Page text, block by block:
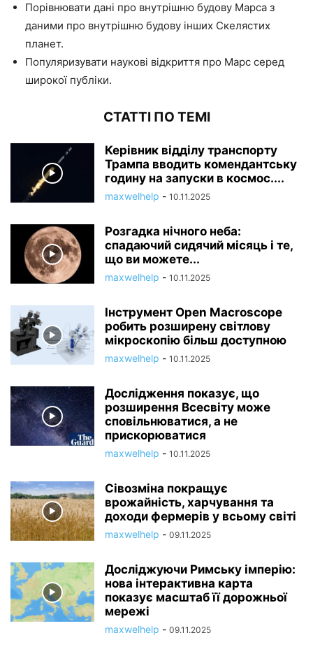
Порівнювати дані про внутрішню будову Марса з
даними про внутрішню будову інших Скелястих
планет.
Популяризувати наукові відкриття про Марс серед
широкої публіки.
СТАТТІ ПО ТЕМІ
Керівник відділу транспорту
Трампа вводить комендантську
годину на запуски в космос....
maxwelhelp - 10.11.2025
Розгадка нічного неба:
спадаючий сидячий місяць і те,
що ви можете...
maxwelhelp - 10.11.2025
Інструмент Open Macroscope
робить розширену світлову
мікроскопію більш доступною
maxwelhelp - 10.11.2025
Дослідження показує, що
розширення Всесвіту може
сповільнюватися, а не
прискорюватися
maxwelhelp - 10.11.2025
Сівозміна покращує
врожайність, харчування та
доходи фермерів у всьому світі
maxwelhelp - 09.11.2025
Досліджуючи Римську імперію:
нова інтерактивна карта
показує масштаб її дорожньої
мережі
maxwelhelp - 09.11.2025